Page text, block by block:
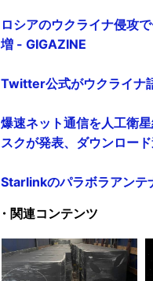
ロシアのウクライナ侵攻
増 - GIGAZINE
Twitter公式がウクライナ
爆速ネット通信を人工衛
スクが発表、ダウンロー
Starlinkのパラボラアンテ
・関連コンテンツ